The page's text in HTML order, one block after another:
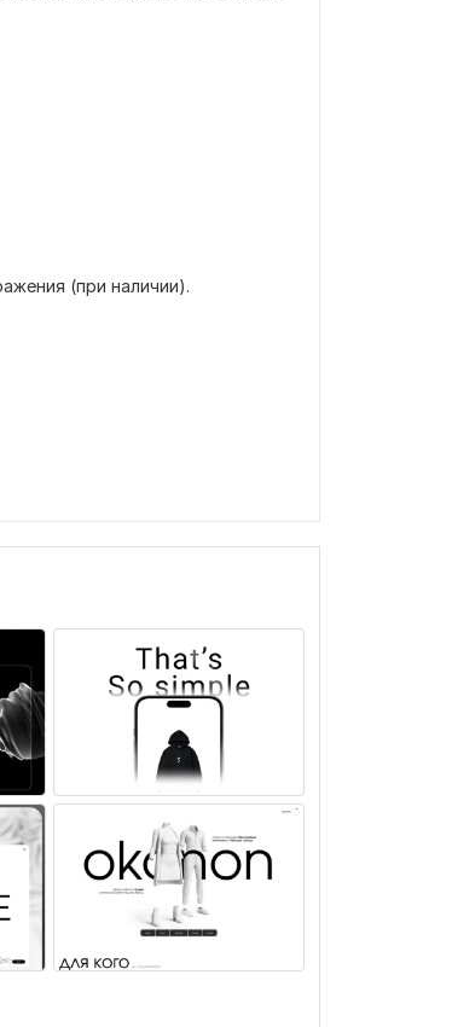
(при наличии).